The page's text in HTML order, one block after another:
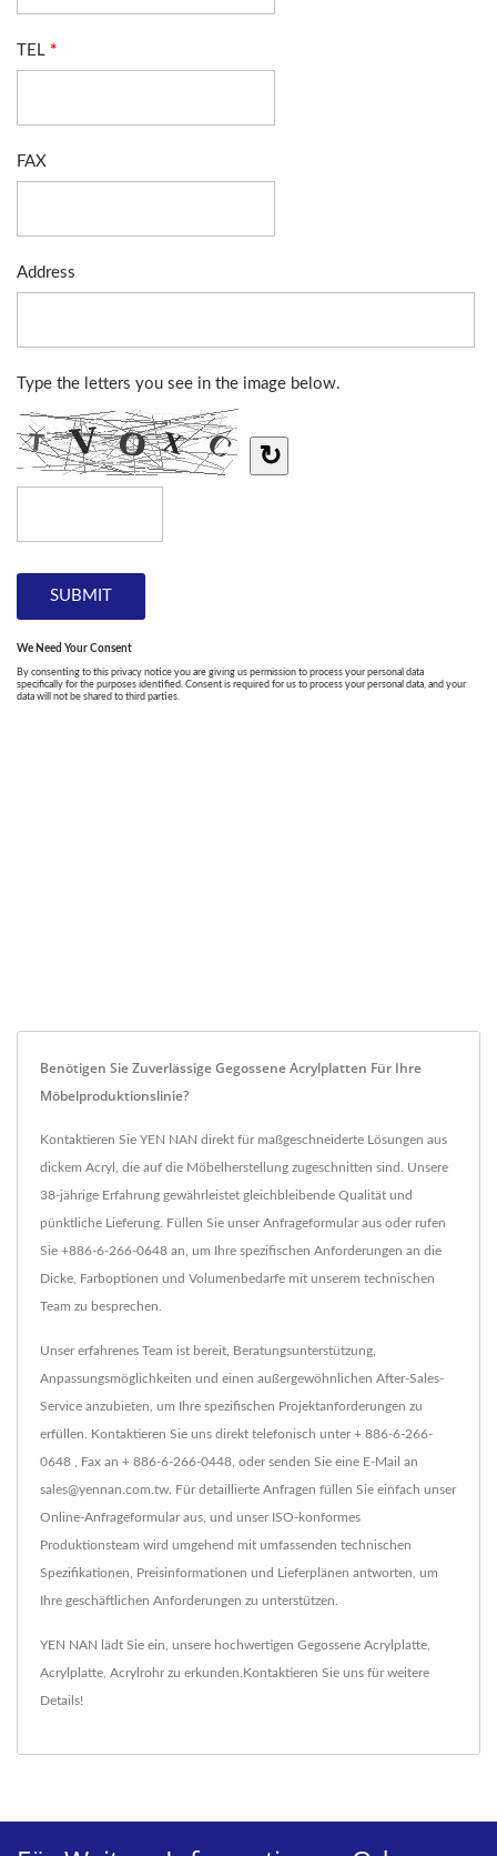
Benötigen Sie Zuverlässige Gegossene Acrylplatten Für Ihre
Möbelproduktionslinie?
Kontaktieren Sie YEN NAN direkt für maßgeschneiderte Lösungen aus
dickem Acryl, die auf die Möbelherstellung zugeschnitten sind. Unsere
38-jährige Erfahrung gewährleistet gleichbleibende Qualität und
pünktliche Lieferung. Füllen Sie unser Anfrageformular aus oder rufen
Sie +886-6-266-0648 an, um Ihre spezifischen Anforderungen an die
Dicke, Farboptionen und Volumenbedarfe mit unserem technischen
Team zu besprechen.
Unser erfahrenes Team ist bereit, Beratungsunterstützung,
Anpassungsmöglichkeiten und einen außergewöhnlichen After-Sales-
Service anzubieten, um Ihre spezifischen Projektanforderungen zu
erfüllen. Kontaktieren Sie uns direkt telefonisch unter + 886-6-266-
0648 , Fax an + 886-6-266-0448, oder senden Sie eine E-Mail an
sales@yennan.com.tw. Für detaillierte Anfragen füllen Sie einfach unser
Online-Anfrageformular aus, und unser ISO-konformes
Produktionsteam wird umgehend mit umfassenden technischen
Spezifikationen, Preisinformationen und Lieferplänen antworten, um
Ihre geschäftlichen Anforderungen zu unterstützen.
YEN NAN lädt Sie ein, unsere hochwertigen Gegossene Acrylplatte
Acrylplatte Acrylrohrzu erkunden. Kontaktieren Sie uns für weitere
Details!